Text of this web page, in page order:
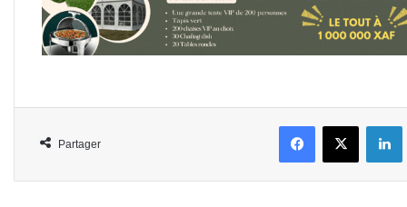
Partager
FacebookX